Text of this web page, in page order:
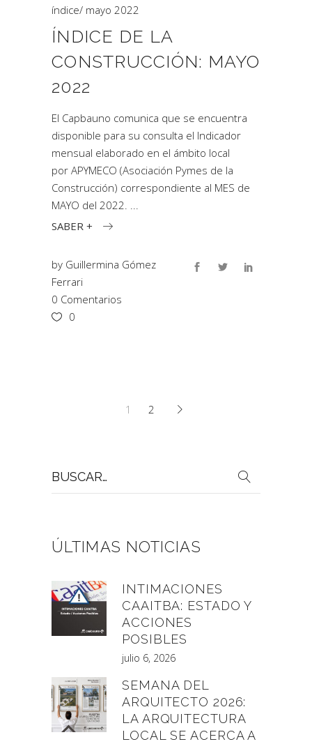
índice/ mayo 2022
ÍNDICE DE LA
CONSTRUCCIÓN: MAYO
2022
El Capbauno comunica que se encuentra
disponible para su consulta el Indicador
mensual elaborado en el ámbito local
por APYMECO (Asociación Pymes de la
Construcción) correspondiente al MES de
MAYO del 2022.
SABER +
by Guillermina Gómez
Ferrari
0 Comentarios
0
1 2
por:
ÚLTIMAS NOTICIAS
INTIMACIONES
CAAITBA: ESTADO Y
ACCIONES
POSIBLES
julio 6, 2026
SEMANA DEL
ARQUITECTO 2026:
LA ARQUITECTURA
LOCAL SE ACERCA A